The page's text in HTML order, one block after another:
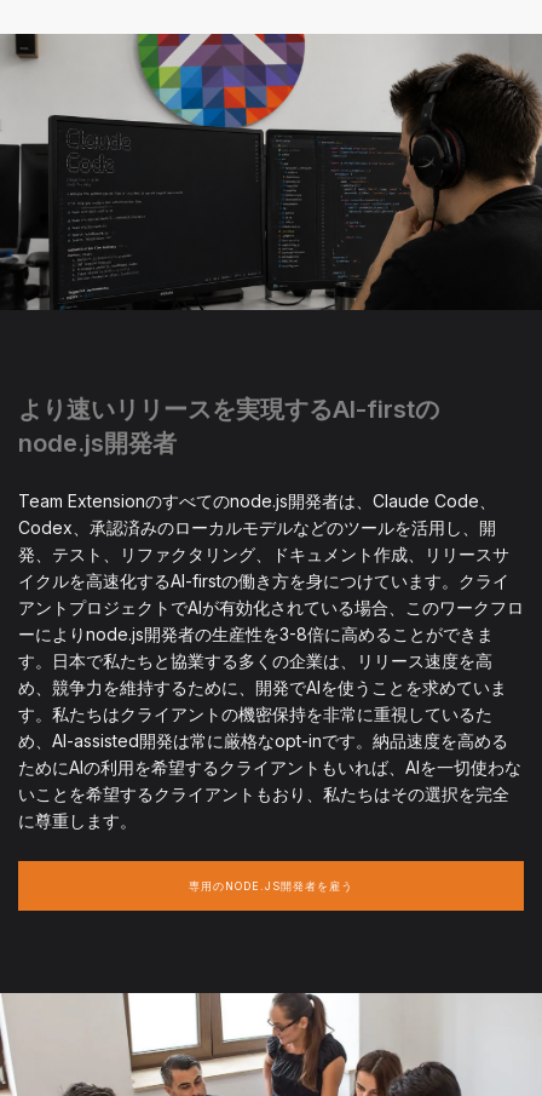
より速いリリースを実現するAI-firstの
node.js開発者
Team Extensionのすべてのnode.js開発者は、Claude Code、
Codex、承認済みのローカルモデルなどのツールを活用し、開
発、テスト、リファクタリング、ドキュメント作成、リリースサ
イクルを高速化するAI-firstの働き方を身につけています。クライ
アントプロジェクトでAIが有効化されている場合、このワークフロ
ーによりnode.js開発者の生産性を3-8倍に高めることができま
す。日本で私たちと協業する多くの企業は、リリース速度を高
め、競争力を維持するために、開発でAIを使うことを求めていま
す。私たちはクライアントの機密保持を非常に重視しているた
め、AI-assisted開発は常に厳格なopt-inです。納品速度を高める
ためにAIの利用を希望するクライアントもいれば、AIを一切使わな
いことを希望するクライアントもおり、私たちはその選択を完全
に尊重します。
専用のNODE.JS開発者を雇う